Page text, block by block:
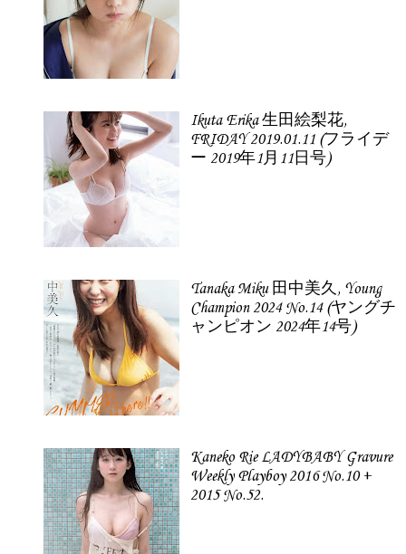
Ikuta Erika 生田絵梨花,
FRIDAY 2019.01.11 (フライデ
ー 2019年1月11日号)
Tanaka Miku 田中美久, Young
Champion 2024 No.14 (ヤングチ
ャンピオン 2024年14号)
Kaneko Rie LADYBABY Gravure
Weekly Playboy 2016 No.10 +
2015 No.52.